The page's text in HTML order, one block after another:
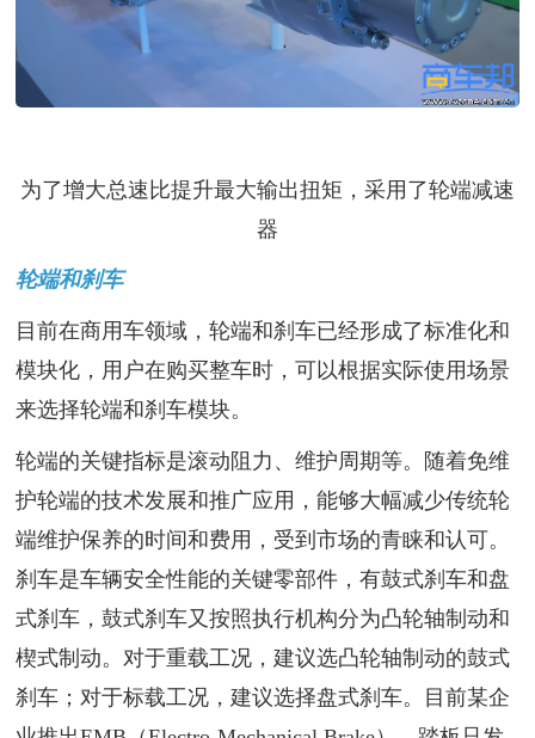
为了增大总速比提升最大输出扭矩，采用了轮端减速
器
轮端和刹车
目前在商用车领域，轮端和刹车已经形成了标准化和
模块化，用户在购买整车时，可以根据实际使用场景
来选择轮端和刹车模块。
轮端的关键指标是滚动阻力、维护周期等。随着免维
护轮端的技术发展和推广应用，能够大幅减少传统轮
端维护保养的时间和费用，受到市场的青睐和认可。
刹车是车辆安全性能的关键零部件，有鼓式刹车和盘
式刹车，鼓式刹车又按照执行机构分为凸轮轴制动和
楔式制动。对于重载工况，建议选凸轮轴制动的鼓式
刹车；对于标载工况，建议选择盘式刹车。目前某企